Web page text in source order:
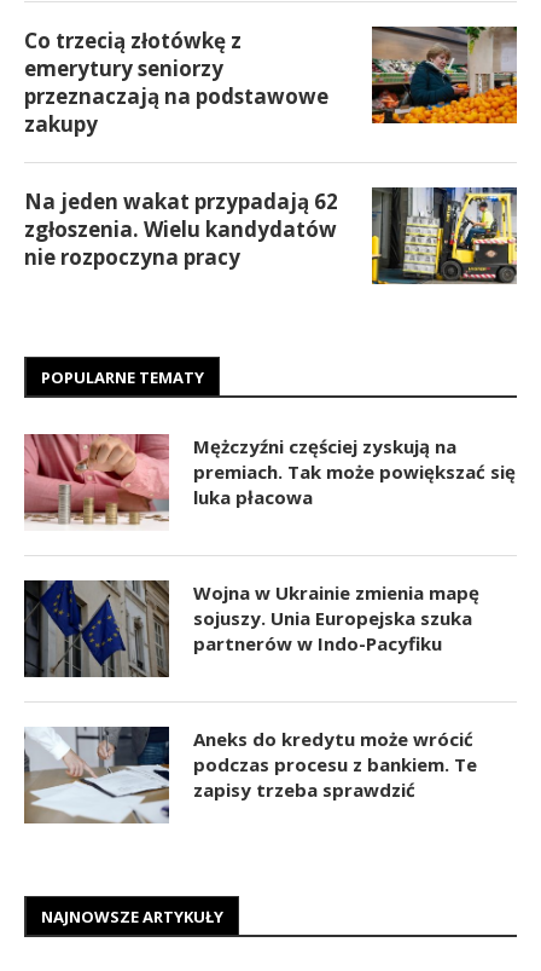
Co trzecią złotówkę z
emerytury seniorzy
przeznaczają na podstawowe
zakupy
Na jeden wakat przypadają 62
zgłoszenia. Wielu kandydatów
nie rozpoczyna pracy
POPULARNE TEMATY
Mężczyźni częściej zyskują na
premiach. Tak może powiększać się
luka płacowa
Wojna w Ukrainie zmienia mapę
sojuszy. Unia Europejska szuka
partnerów w Indo-Pacyfiku
Aneks do kredytu może wrócić
podczas procesu z bankiem. Te
zapisy trzeba sprawdzić
NAJNOWSZE ARTYKUŁY